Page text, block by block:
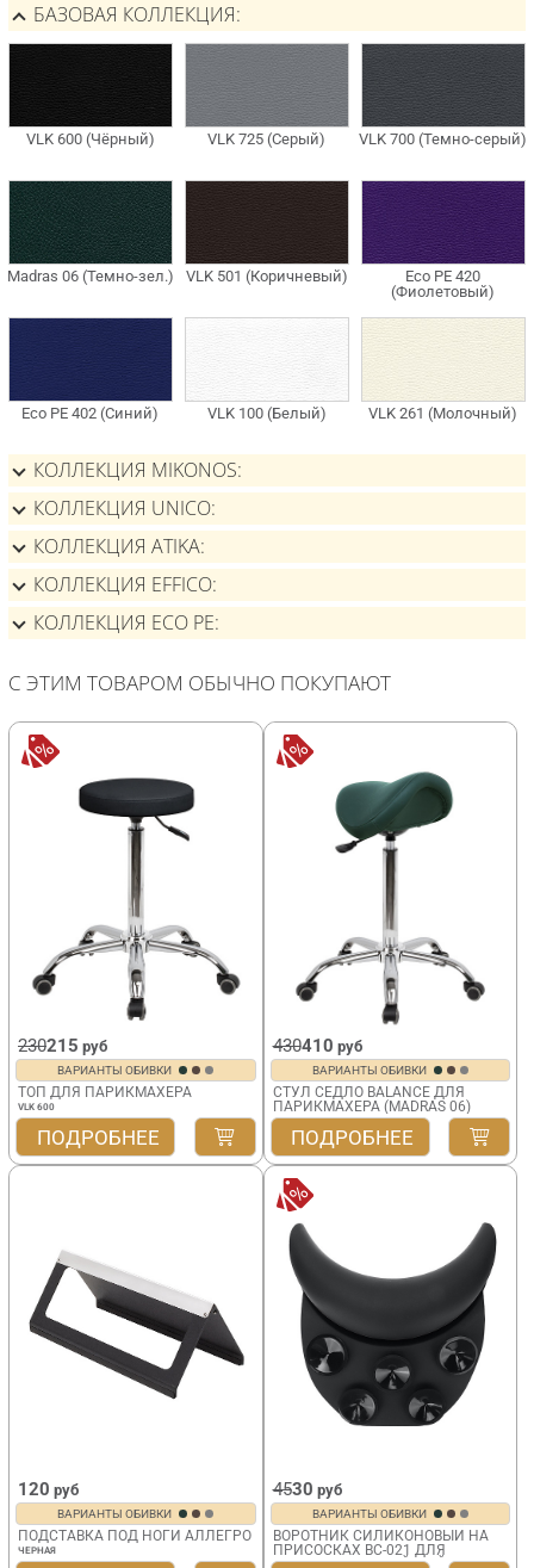
БАЗОВАЯ КОЛЛЕКЦИЯ
КОЛЛЕКЦИЯ MIKONOS
КОЛЛЕКЦИЯ UNICO
КОЛЛЕКЦИЯ ATIKA
КОЛЛЕКЦИЯ EFFICO
КОЛЛЕКЦИЯ ECO PE
С ЭТИМ ТОВАРОМ ОБЫЧНО ПОКУПАЮТ
230215 руб
ВАРИАНТЫ ОБИВКИ
ТОП ДЛЯ ПАРИКМАХЕРА
VLK 600
ПОДРОБНЕЕ
430410 руб
ВАРИАНТЫ ОБИВКИ
СТУЛ СЕДЛО BALANCE ДЛЯ
ПАРИКМАХЕРА (MADRAS 06)
ПОДРОБНЕЕ
120 руб
ВАРИАНТЫ ОБИВКИ
ПОДСТАВКА ПОД НОГИ АЛЛЕГРО
ЧЕРНАЯ
4530 руб
ВАРИАНТЫ ОБИВКИ
ВОРОТНИК СИЛИКОНОВЫЙ НА
ПРИСОСКАХ BC-021 ДЛЯ
ПАРИКМАХЕРСКОЙ МОЙКИ